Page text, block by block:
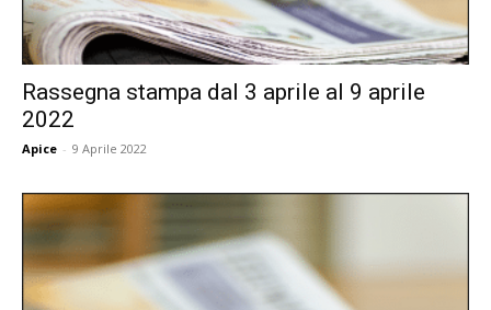
Rassegna stampa dal 3 aprile al 9 aprile
2022
Apice - 9 Aprile 2022